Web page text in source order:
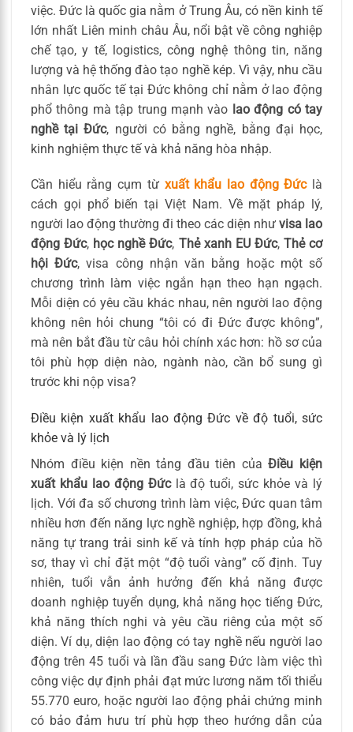
việc. Đức là quốc gia nằm ở Trung Âu, có nền kinh tế
lớn nhất Liên minh châu Âu, nổi bật về công nghiệp
chế tạo, y tế, logistics, công nghệ thông tin, năng
lượng và hệ thống đào tạo nghề kép. Vì vậy, nhu cầu
nhân lực quốc tế tại Đức không chỉ nằm ở lao động
phổ thông mà tập trung mạnh vào lao động có tay
nghề tại Đức, người có bằng nghề, bằng đại học,
kinh nghiệm thực tế và khả năng hòa nhập.
Cần hiểu rằng cụm từ xuất khẩu lao động Đứclà
cách gọi phổ biến tại Việt Nam. Về mặt pháp lý,
người lao động thường đi theo các diện như visa lao
động Đức, học nghề Đức, Thẻ xanh EU Đức, Thẻ cơ
hội Đức, visa công nhận văn bằng hoặc một số
chương trình làm việc ngắn hạn theo hạn ngạch.
Mỗi diện có yêu cầu khác nhau, nên người lao động
không nên hỏi chung “tôi có đi Đức được không”,
mà nên bắt đầu từ câu hỏi chính xác hơn: hồ sơ của
tôi phù hợp diện nào, ngành nào, cần bổ sung gì
trước khi nộp visa?
Điều kiện xuất khẩu lao động Đức về độ tuổi, sức
khỏe và lý lịch
Nhóm điều kiện nền tảng đầu tiên củaĐiều kiện
xuất khẩu lao động Đứclà độ tuổi, sức khỏe và lý
lịch. Với đa số chương trình làm việc, Đức quan tâm
nhiều hơn đến năng lực nghề nghiệp, hợp đồng, khả
năng tự trang trải sinh kế và tính hợp pháp của hồ
sơ, thay vì chỉ đặt một “độ tuổi vàng” cố định. Tuy
nhiên, tuổi vẫn ảnh hưởng đến khả năng được
doanh nghiệp tuyển dụng, khả năng học tiếng Đức,
khả năng thích nghi và yêu cầu riêng của một số
diện. Ví dụ, diện lao động có tay nghề nếu người lao
động trên 45 tuổi và lần đầu sang Đức làm việc thì
công việc dự định phải đạt mức lương năm tối thiểu
55.770 euro, hoặc người lao động phải chứng minh
có bảo đảm hưu trí phù hợp theo hướng dẫn của